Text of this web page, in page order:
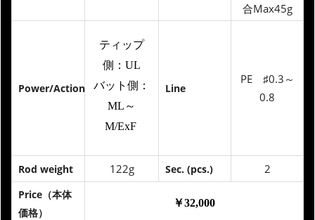
合Max45g
Power/Action
ティップ
側： UL
バット側：
ML～
M/ExF
Line
PE ♯0.3～
0.8
Rod weight 122g Sec. (pcs.) 2
Price（本体
価格）
￥32,000